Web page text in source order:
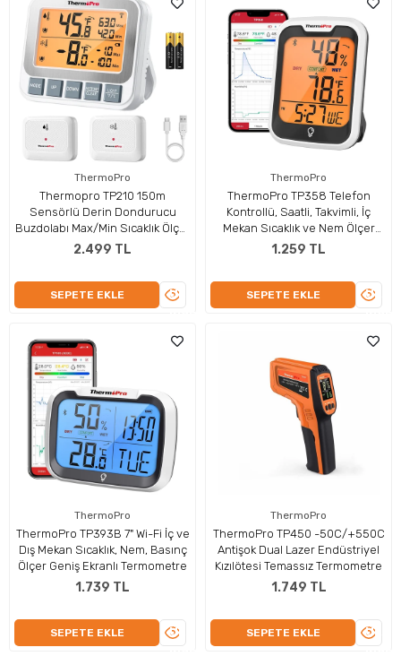
ThermoPro
Thermopro TP210 150m
Sensörlü Derin Dondurucu
Buzdolabı Max/Min Sıcaklık Ölçer
Termometre
2.499 TL
SEPETE EKLE
ÜRÜNÜ
ThermoPro
ThermoPro TP358 Telefon
Kontrollü, Saatli, Takvimli, İç
Mekan Sıcaklık ve Nem Ölçer
Termometre
1.259 TL
SEPETE EKLE
ThermoPro
ThermoPro TP393B 7" Wi-Fi İç ve
Dış Mekan Sıcaklık, Nem, Basınç
Ölçer Geniş Ekranlı Termometre
1.739 TL
SEPETE EKLE
ÜRÜNÜ
ThermoPro
ThermoPro TP450 -50C/+550C
Antişok Dual Lazer Endüstriyel
Kızılötesi Temassız Termometre
1.749 TL
SEPETE EKLE